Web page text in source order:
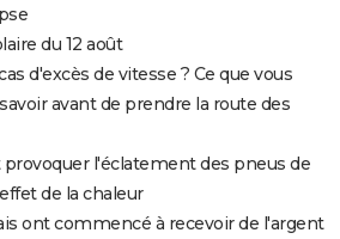
du 12 août
d'excès de vitesse ? Ce que vous
avant de prendre la route des
l'éclatement des pneus de
de la chaleur
ont commencé à recevoir de l'argent